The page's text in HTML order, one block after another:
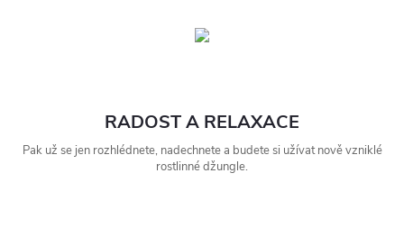
RADOST A RELAXACE
Pak už se jen rozhlédnete, nadechnete a budete si užívat nově vzniklé
rostlinné džungle.